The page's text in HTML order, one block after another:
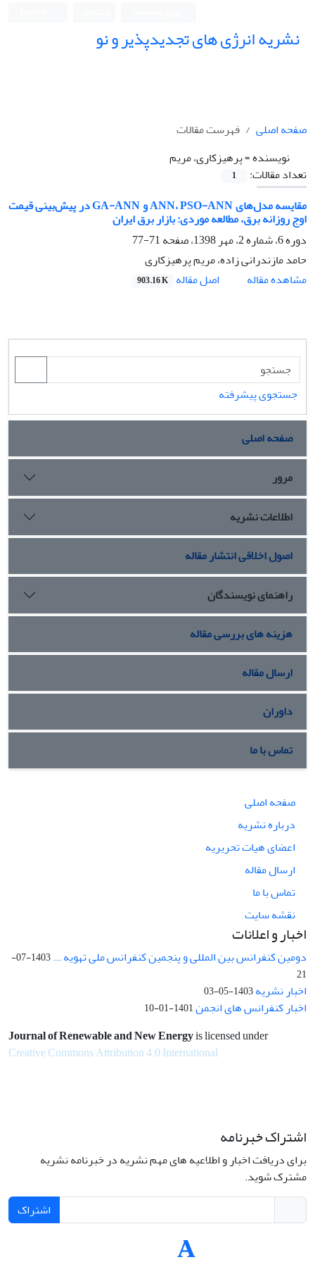
نشریه انرژی های تجدیدپذیر و نو
صفحه اصلی
فهرست مقالات
نویسنده =پرهیزکاری، مریم
تعداد مقالات:
1
مقایسه مدل‌های ANN، PSO-ANN و GA-ANN در پیش‌بینی قیمت
اوج روزانه برق، مطالعه موردی: بازار برق ایران
دوره 6، شماره 2، مهر 1398، صفحه
71-77
حامد مازندرانی زاده، مریم پرهیزکاری
مشاهده مقاله
اصل مقاله 903.16 K
جستجوی پیشرفته
صفحه اصلی
مرور
اطلاعات نشریه
اصول اخلاقی انتشار مقاله
راهنمای نویسندگان
هزینه های بررسی مقاله
ارسال مقاله
داوران
تماس با ما
صفحه اصلی
درباره نشریه
اعضای هیات تحریریه
ارسال مقاله
تماس با ما
نقشه سایت
اخبار و اعلانات
دومین کنفرانس بین المللی و پنجمین کنفرانس ملی تهویه ...
1403-07-
21
اخبار نشریه1403-05-03
اخبار کنفرانس های انجمن1401-01-10
Journal of Renewable and New Energyis licensed under
Creative Commons Attribution 4.0 International
اشتراک خبرنامه
برای دریافت اخبار و اطلاعیه های مهم نشریه در خبرنامه نشریه
مشترک شوید.
اشتراک